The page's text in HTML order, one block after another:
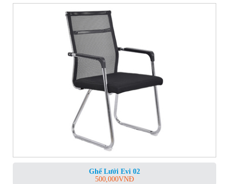
Ghế Lưới Evi 02
500,000VNĐ